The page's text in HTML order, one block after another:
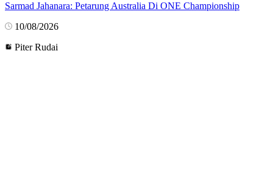
Sarmad Jahanara: Petarung Australia Di ONE Championship
10/08/2026
Piter Rudai